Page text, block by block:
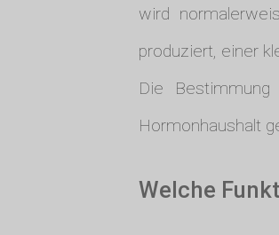
wird
produziert, einer
Die
Hormonhaushalt
Welche